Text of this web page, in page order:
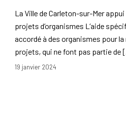
La Ville de Carleton-sur-Mer
projets d’organismes L’aide
accordé à des organismes pour
projets, qui ne font pas partie de
19 janvier 2024